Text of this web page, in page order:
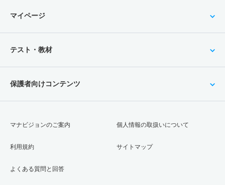
マイページ
テスト・教材
保護者向けコンテンツ
マナビジョンのご案内
利用規約
よくある質問と回答
個人情報の取扱いについて
サイトマップ